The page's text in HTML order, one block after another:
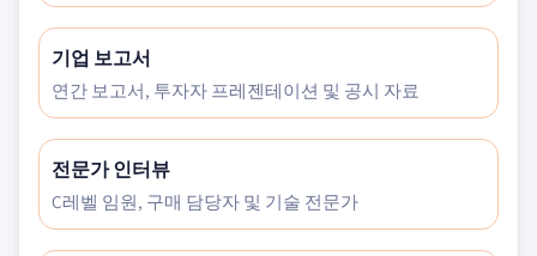
기업 보고서
연간 보고서, 투자자 프레젠테이션 및 공시 자료
전문가 인터뷰
C레벨 임원, 구매 담당자 및 기술 전문가